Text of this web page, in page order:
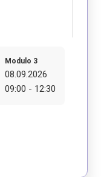
Modulo 3
08.09.2026
09:00 - 12:30